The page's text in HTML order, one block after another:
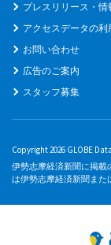
プレスリリース・
アクセスデータの利
お問い合わせ
広告のご案内
スタッフ募集
Copyright 2026 GLOBE
伊勢志摩経済新聞に掲載
は伊勢志摩経済新聞また